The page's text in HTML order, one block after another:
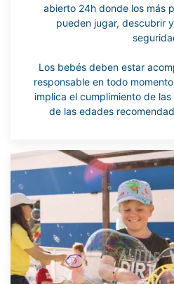
abierto 24h donde los más
pueden jugar, descubrir
Los bebés deben estar
responsable en todo
implica el cumplimiento de
de las edades